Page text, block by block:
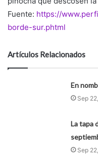
Fuente: https://
borde-sur.phtml
Artículos Relacionados
En
Sep
La tapa
Sep